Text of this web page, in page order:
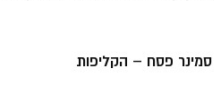
סמינר פסח – הקליפות